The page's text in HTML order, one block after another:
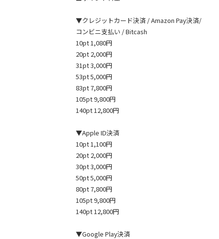
▼クレジットカード決済 / Amazon Pay決済/
コンビニ支払い / Bitcash
10pt 1,080円
20pt 2,000円
31pt 3,000円
53pt 5,000円
83pt 7,800円
105pt 9,800円
140pt 12,800円
▼Apple ID決済
10pt 1,100円
20pt 2,000円
30pt 3,000円
50pt 5,000円
80pt 7,800円
105pt 9,800円
140pt 12,800円
▼Google Play決済